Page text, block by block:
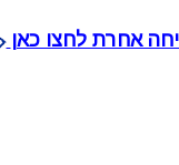
אחרת לחצו כאן